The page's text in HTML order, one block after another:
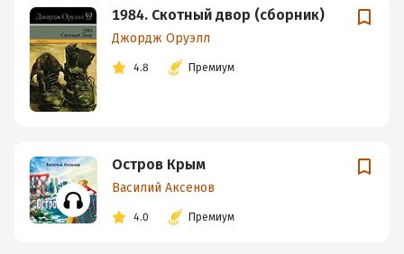
1984. Скотный двор (сборник)
Джордж Оруэлл
4.8 Премиум
Остров Крым
Василий Аксенов
4.0 Премиум